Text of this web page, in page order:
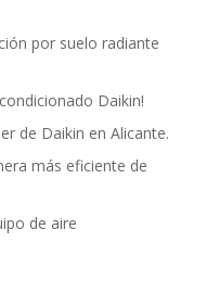
por suelo radiante
Daikin!
de Daikin en Alicante.
más eficiente de
de aire